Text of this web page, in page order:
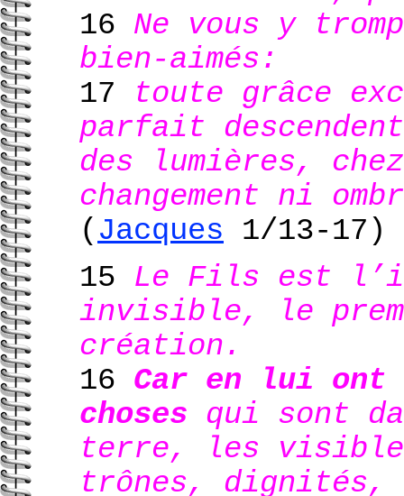
16 Ne vous y
bien-aimés:
17 toute grâce
parfait
des lumières,
changement ni
( Jacques 1/13-17)
15 Le Fils est
invisible, le
création.
16 Car en lui ont
choses qui sont
terre, les
trônes, dignités,